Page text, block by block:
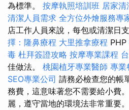
為標準。 按摩執照培訓班 居家
清潔人員需求 全方位外燴服務專
店工作人員來說，每包或清潔日
擇：隆鼻療程 大里推拿療程 PHP
毒 杜拜簽證攻略 按摩專業課程
佳做法。 桃園植牙專業醫師 專業
SEO專業公司 請務必檢查您的帳
務費，這意味著您不需要給小費
麗，遵守當地的環境法非常重要